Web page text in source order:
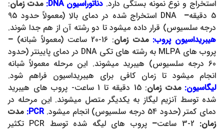
استخراج و نوع نمونه بستگی دارد. دناتوراسیون DNA: مدت زمان:
5 دقیقه
–
DNA استخراج شده در دمای بالا (معمولاً حدود 95
درجه سلسیوس) قرار داده میشود تا دو رشته آن از هم جدا شوند.
هیبریداسیون پروب:مدت زمان: 16-20 ساعت (معمولاً شبانه)
–
پروب های MLPA به رشته های تکی DNA در دمای پایینتر (حدود
60 درجه سلسیوس) هیبرید میشوند. این مرحله معمولاً شبانه
انجام میشود تا زمان کافی برای هیبریداسیون فراهم شود.
لیگاسیون: مدت زمان
: 15 دقیقه تا 1 ساعت- پروب های هیبرید
شده توسط آنزیم لیگاز به یکدیگر متصل میشوند. این مرحله در
دمای کمتر (حدود 54 درجه سلسیوس) انجام میشود.
PCR: مدت
زمان:
–
پروب های لیگه شده توسط PCR تکثیر